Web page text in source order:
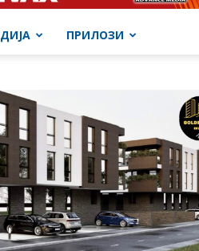
ПРИЛОЗИ